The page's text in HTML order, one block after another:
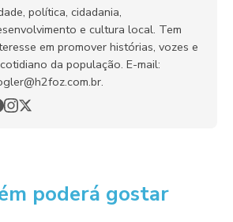
política, cidadania,
e cultura local. Tem
em promover histórias, vozes e
da população. E-mail:
poderá gostar